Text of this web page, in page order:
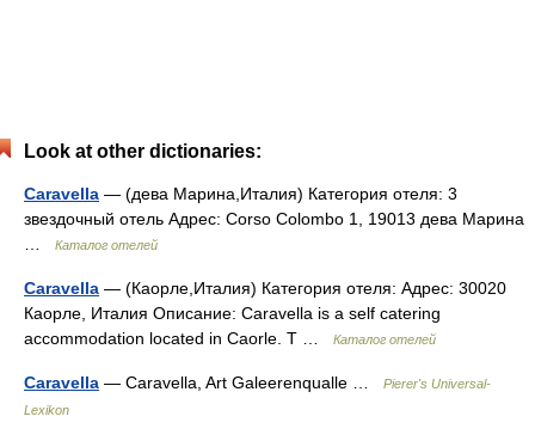
Look at other dictionaries:
Caravella — (дева Марина,Италия) Категория отеля: 3
звездочный отель Адрес: Corso Colombo 1, 19013 дева Марина
Каталог отелей
Caravella — (Каорле,Италия) Категория отеля: Адрес: 30020
Каорле, Италия Описание: Caravella is a self catering
accommodation located in Caorle. T …
Каталог отелей
Caravella — Caravella, Art Galeerenqualle …
Pierer's Universal-
Lexikon